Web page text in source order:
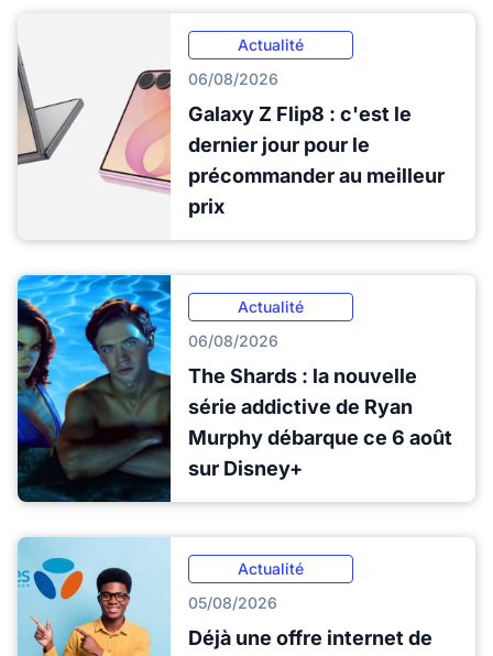
Actualité
06/08/2026
Galaxy Z Flip8 : c'est le
dernier jour pour le
précommander au meilleur
prix
Actualité
06/08/2026
The Shards : la nouvelle
série addictive de Ryan
Murphy débarque ce 6 août
sur Disney+
Actualité
05/08/2026
Déjà une offre internet de